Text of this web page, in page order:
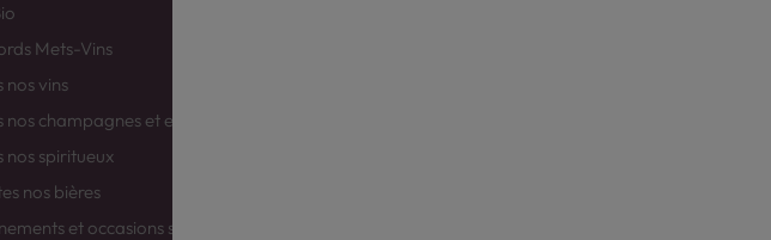
Mets-Vins
nos vins
nos champagnes et efferverscents
nos spiritueux
nos bières
et occasions spéciales